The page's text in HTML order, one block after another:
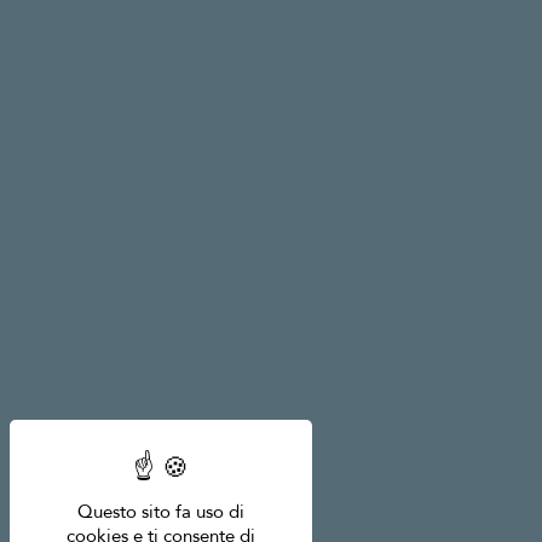
Questo sito fa uso di
cookies e ti consente di